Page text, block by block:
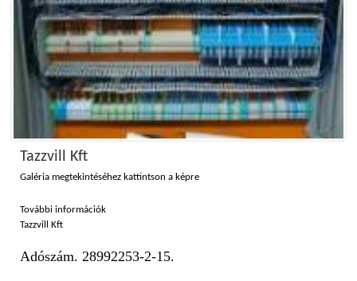
Tazzvill Kft
Galéria megtekintéséhez kattintson a képre
További információk
Tazzvill Kft
Adószám. 28992253-2-15.